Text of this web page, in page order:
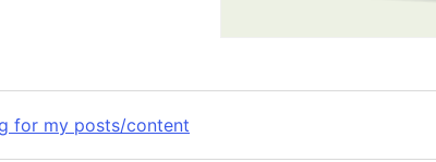
for my posts/content